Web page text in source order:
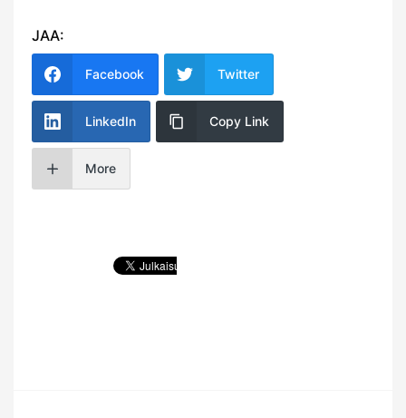
JAA:
Facebook Twitter
LinkedIn Copy Link
More